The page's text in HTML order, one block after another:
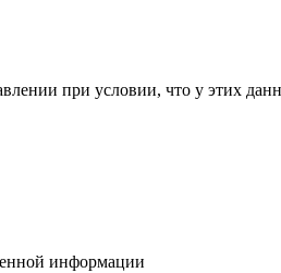
при условии, что у этих
информации